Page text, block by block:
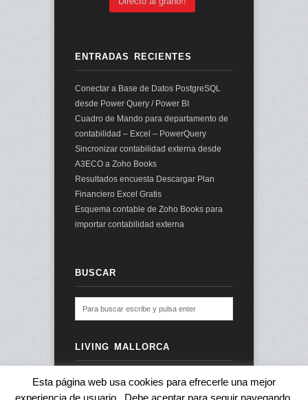
ENTRADAS RECIENTES
Conectar a Base de Datos PostgreSQL
desde Power Query / Power BI
Cuadro de Mando para departamento de
contabilidad – Excel – PowerQuery
Sincronizar contabilidad externa desde
A3ECO a Zoho Books
Resultados encuesta Descargar Plan
Financiero Excel Gratis
Esquema contable de Zoho Books para
importar contabilidad externa
BUSCAR
LIVING MALLORCA
Esta página web usa cookies para efrecerle una mejor
experiencia de usuario . Debe aceptar para seguir navegando.